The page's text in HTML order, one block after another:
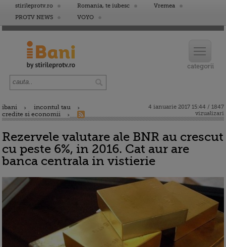
stirileprotv.ro Romania, te iubesc
Vremea
PROTV NEWS
VOYO
ibani
incontul tau
credite si economii
4 ianuarie 2017 15:44 / 1847
vizualizari
Rezervele valutare ale BNR au crescut
cu peste 6%, in 2016. Cat aur are
banca centrala in vistierie